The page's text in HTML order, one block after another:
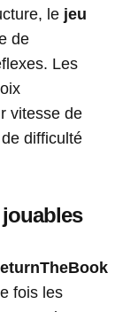
le jeu
de
Les
vitesse de
difficulté
fois les